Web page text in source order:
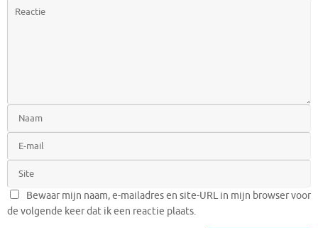
Bewaar mijn naam, e-mailadres en site-URL in mijn browser voor
de volgende keer dat ik een reactie plaats.